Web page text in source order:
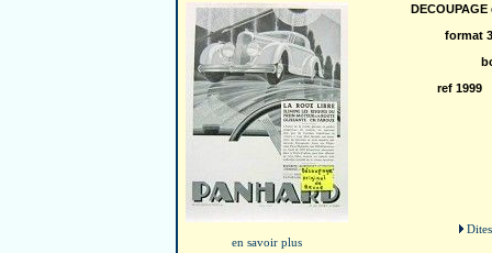
en savoir plus
format
ref